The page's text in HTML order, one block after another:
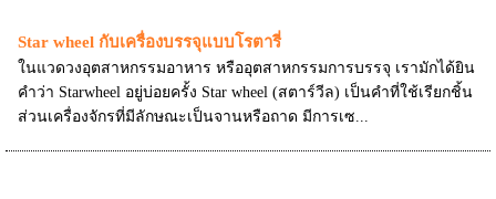
Star wheel กับเครื่องบรรจุแบบโรตารี่
ในแวดวงอุตสาหกรรมอาหาร หรืออุตสาหกรรมการบรรจุ เรามักได้ยิน
คำว่า Starwheel อยู่บ่อยครั้ง Star wheel (สตาร์วีล) เป็นคำที่ใช้เรียกชิ้น
ส่วนเครื่องจักรที่มีลักษณะเป็นจานหรือถาด มีการเซ...